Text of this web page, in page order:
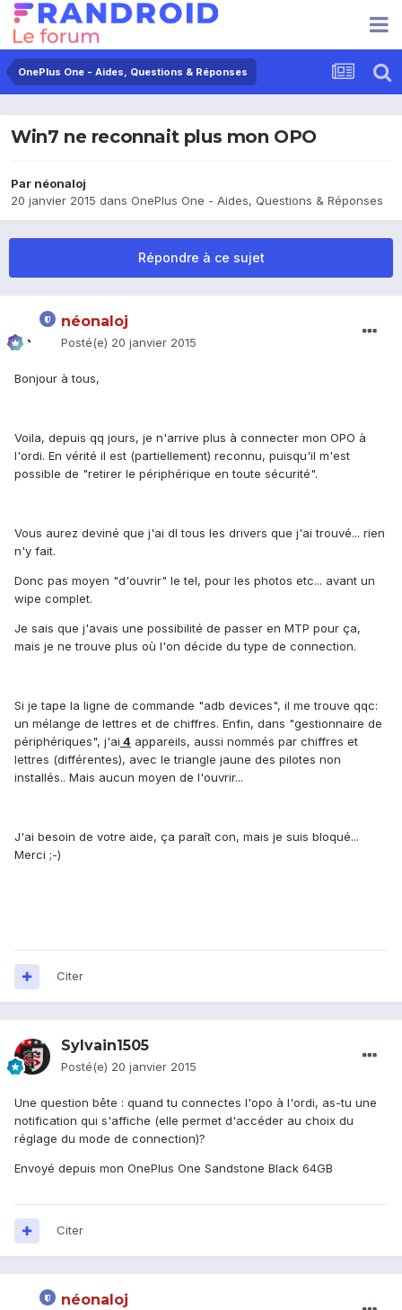
OnePlus One - Aides, Questions & Réponses
Win7 ne reconnait plus mon OPO
Par néonaloj
20 janvier 2015 dans OnePlus One - Aides, Questions & Réponses
Répondre à ce sujet
néonaloj
Posté(e) 20 janvier 2015
Bonjour à tous,
Voila, depuis qq jours, je n'arrive plus à connecter mon OPO à
l'ordi. En vérité il est (partiellement) reconnu, puisqu'il m'est
possible de "retirer le périphérique en toute sécurité".
Vous aurez deviné que j'ai dl tous les drivers que j'ai trouvé... rien
n'y fait.
Donc pas moyen "d'ouvrir" le tel, pour les photos etc... avant un
wipe complet.
Je sais que j'avais une possibilité de passer en MTP pour ça,
mais je ne trouve plus où l'on décide du type de connection.
Si je tape la ligne de commande "adb devices", il me trouve qqc:
un mélange de lettres et de chiffres. Enfin, dans "gestionnaire de
périphériques", j'ai 4 appareils, aussi nommés par chiffres et
lettres (différentes), avec le triangle jaune des pilotes non
installés.. Mais aucun moyen de l'ouvrir...
J'ai besoin de votre aide, ça paraît con, mais je suis bloqué...
Merci ;-)
Citer
Sylvain1505
Posté(e) 20 janvier 2015
Une question bête : quand tu connectes l'opo à l'ordi, as-tu une
notification qui s'affiche (elle permet d'accéder au choix du
réglage du mode de connection)?
Envoyé depuis mon OnePlus One Sandstone Black 64GB
Citer
néonaloj